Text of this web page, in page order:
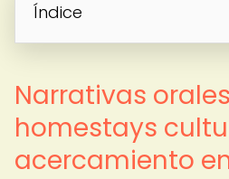
Índice
Narrativas
homestays
acercamiento